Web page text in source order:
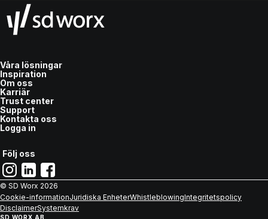
Våra lösningar
Inspiration
Om oss
Karriär
Trust center
Support
Kontakta oss
Logga in
Följ oss
© SD Worx 2026
Cookie-informationJuridiska EnheterWhistleblowingIntegritetspolicy
DisclaimerSystemkrav
SD WORX AB